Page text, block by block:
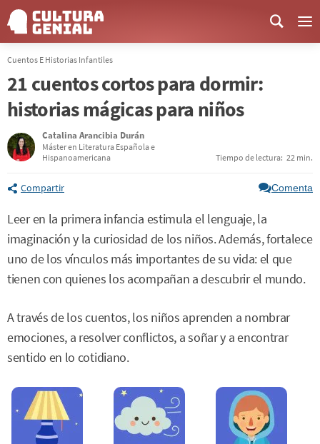
Cuentos E Historias Infantiles
21 cuentos cortos para dormir:
historias mágicas para niños
Catalina Arancibia Durán
Máster en Literatura Española e
Hispanoamericana
Tiempo de lectura: 22 min.
Compartir Comenta
Leer en la primera infancia estimula el lenguaje, la
imaginación y la curiosidad de los niños. Además, fortalece
uno de los vínculos más importantes de su vida: el que
tienen con quienes los acompañan a descubrir el mundo.
A través de los cuentos, los niños aprenden a nombrar
emociones, a resolver conflictos, a soñar y a encontrar
sentido en lo cotidiano.